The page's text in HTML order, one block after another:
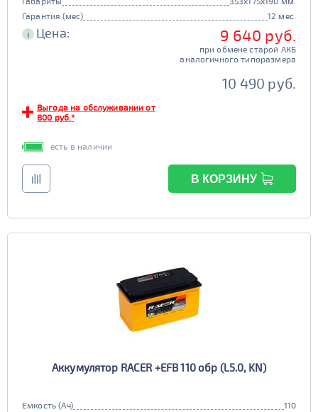
Гарантия (мес)
12 мес.
i Цена: 9 640 руб.
при обмене старой АКБ
аналогичного типоразмера
10 490 руб.
Выгода на обслуживании от
800 руб.*
есть в наличии
В КОРЗИНУ
Аккумулятор RACER +EFB 110 обр (L5.0, KN)
Емкость (Ач)
110